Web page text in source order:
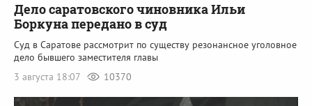
Дело саратовского чиновника Ильи
Боркуна передано в суд
Суд в Саратове рассмотрит по существу резонансное уголовное
дело бывшего заместителя главы
3 августа 18:07
10370